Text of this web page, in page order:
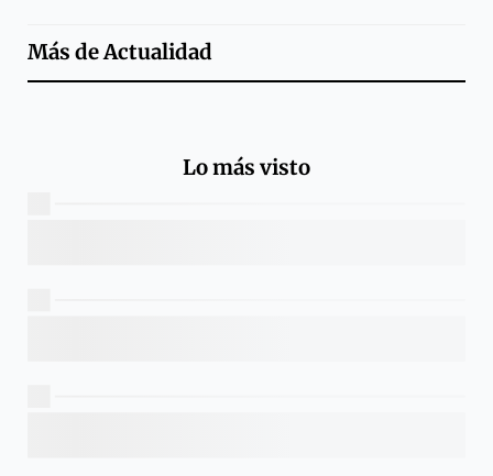
Más deActualidad
Lo más visto